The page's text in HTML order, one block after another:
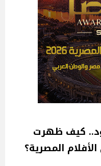
كيف ظهرت
المصرية؟